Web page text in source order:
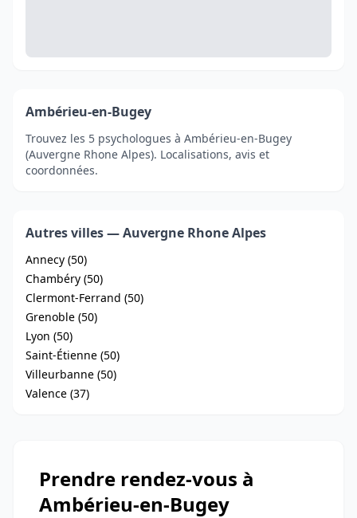
Ambérieu-en-Bugey
Trouvez les 5 psychologues à Ambérieu-en-Bugey
(Auvergne Rhone Alpes). Localisations, avis et
coordonnées.
Autres villes — Auvergne Rhone Alpes
Annecy (50)
Chambéry (50)
Clermont-Ferrand (50)
Grenoble (50)
Lyon (50)
Saint-Étienne (50)
Villeurbanne (50)
Valence (37)
Prendre rendez-vous à
Ambérieu-en-Bugey